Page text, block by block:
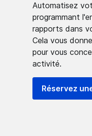
Automatisez
programmant
rapports dans
Cela vous
pour vous
activité.
Réservez